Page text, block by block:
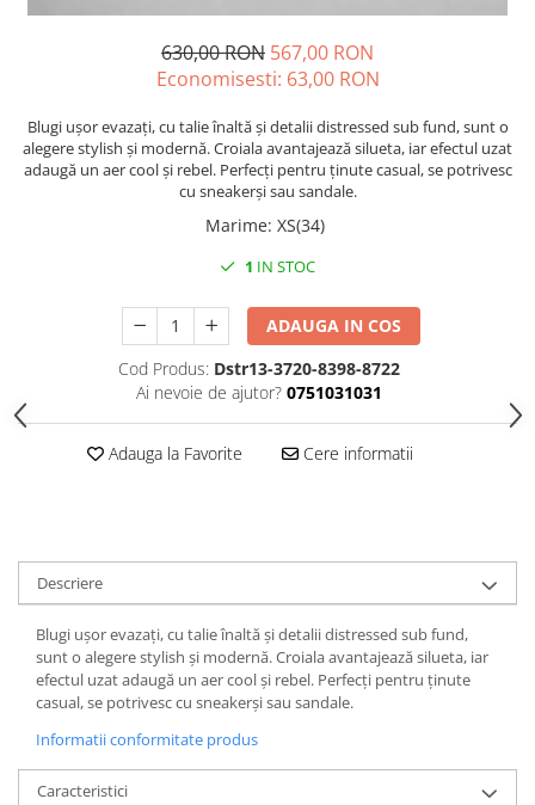
630,00 RON 567,00 RON
Economisesti: 63,00 RON
Blugi ușor evazați, cu talie înaltă și detalii distressed sub fund, sunt o
alegere stylish și modernă. Croiala avantajează silueta, iar efectul uzat
adaugă un aer cool și rebel. Perfecți pentru ținute casual, se potrivesc
cu sneakerși sau sandale.
Marime: XS(34)
1 IN STOC
ADAUGA IN COS
Cod Produs: Dstr13-3720-8398-8722
Ai nevoie de ajutor? 0751031031
Adauga la Favorite Cere informatii
Descriere
Blugi ușor evazați, cu talie înaltă și detalii distressed sub fund,
sunt o alegere stylish și modernă. Croiala avantajează silueta, iar
efectul uzat adaugă un aer cool și rebel. Perfecți pentru ținute
casual, se potrivesc cu sneakerși sau sandale.
Informatii conformitate produs
Caracteristici